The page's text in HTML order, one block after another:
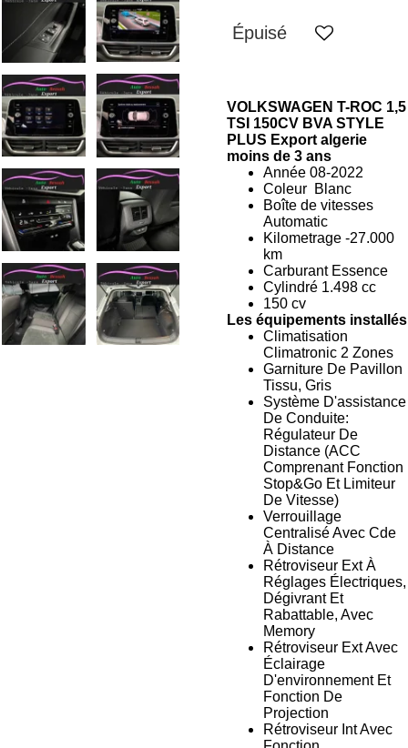
Épuisé
VOLKSWAGEN T-ROC 1,5
TSI 150CV BVA STYLE
PLUS Export algerie
moins de 3 ans
Année 08-2022
Coleur Blanc
Boîte de vitesses
Automatic
Kilometrage -27.000
km
Carburant Essence
Cylindré 1.498 cc
150 cv
Les équipements installés
Climatisation
Climatronic 2 Zones
Garniture De Pavillon
Tissu, Gris
Système D'assistance
De Conduite:
Régulateur De
Distance (ACC
Comprenant Fonction
Stop&Go Et Limiteur
De Vitesse)
Verrouillage
Centralisé Avec Cde
À Distance
Rétroviseur Ext À
Réglages Électriques,
Dégivrant Et
Rabattable, Avec
Memory
Rétroviseur Ext Avec
Éclairage
D'environnement Et
Fonction De
Projection
Rétroviseur Int Avec